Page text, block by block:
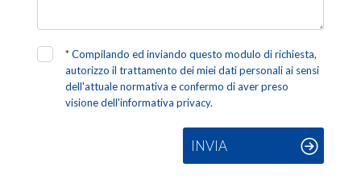
*Compilando ed inviando questo modulo di richiesta,
autorizzo il trattamento dei miei dati personali ai sensi
dell'attuale normativa e confermo di aver preso
visione dell'informativa privacy.
INVIA